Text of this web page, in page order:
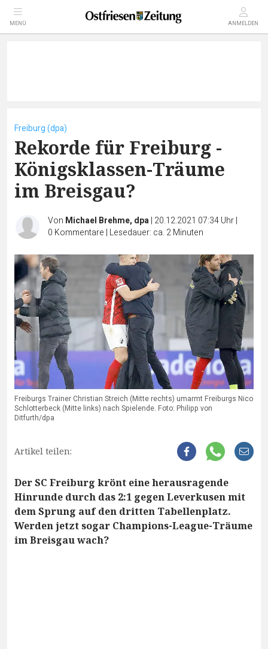
MENÜ ANMELDEN
Freiburg (dpa)
Rekorde für Freiburg -
Königsklassen-Träume
im Breisgau?
Von Michael Brehme, dpa| 20.12.2021 07:34 Uhr|
0 Kommentare | Lesedauer: ca. 2 Minuten
Freiburgs Trainer Christian Streich (Mitte rechts) umarmt Freiburgs Nico
Schlotterbeck (Mitte links) nach Spielende. Foto: Philipp von
Ditfurth/dpa
Artikel teilen:
Der SC Freiburg krönt eine herausragende
Hinrunde durch das 2:1 gegen Leverkusen mit
dem Sprung auf den dritten Tabellenplatz.
Werden jetzt sogar Champions-League-Träume
im Breisgau wach?